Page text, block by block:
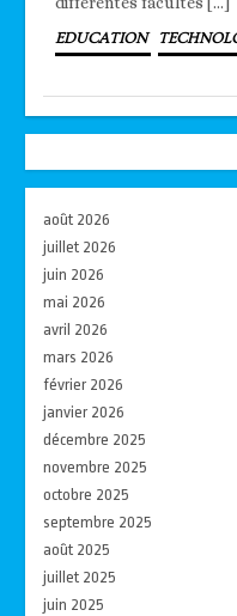
EDUCATION
août 2026
juillet 2026
juin 2026
mai 2026
avril 2026
mars 2026
février 2026
janvier 2026
décembre 2025
novembre 2025
octobre 2025
septembre 2025
août 2025
juillet 2025
juin 2025